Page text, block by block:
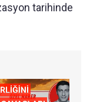
tarihinde